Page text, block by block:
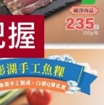
食安 共同